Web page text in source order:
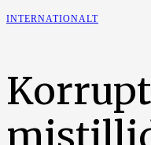
INTERNATIONALT